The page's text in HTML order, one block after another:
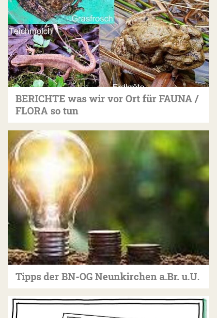
BERICHTE was wir vor Ort für FAUNA /
FLORA so tun
Tipps der BN-OG Neunkirchen a.Br. u.U.